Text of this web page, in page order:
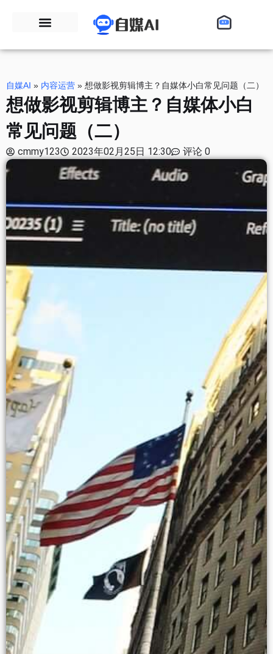
自媒AI » 内容运营 » 想做影视剪辑博主？自媒体小白常见问题（二）
想做影视剪辑博主？自媒体小白
常见问题（二）
cmmy123 2023年02月25日 12:30 评论 0